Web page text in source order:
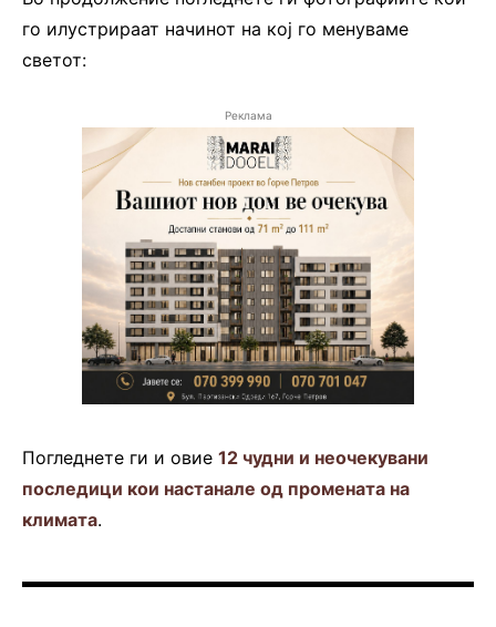
го илустрираат начинот на кој го менуваме
светот:
Реклама
Погледнете ги и овие 12 чудни и неочекувани
последици кои настанале од промената на
климата.